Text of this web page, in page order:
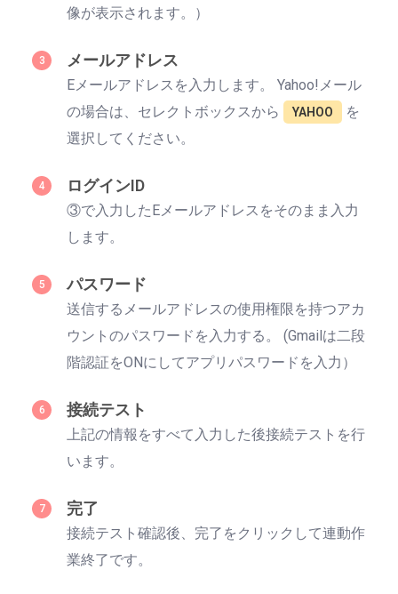
像が表示されます。）
メールアドレス
Eメールアドレスを入力します。 Yahoo!メール
の場合は、セレクトボックスから
YAHOO
を
選択してください。
ログインID
③で入力したEメールアドレスをそのまま入力
します。
パスワード
送信するメールアドレスの使用権限を持つアカ
ウントのパスワードを入力する。 (Gmailは二段
階認証をONにしてアプリパスワードを入力）
接続テスト
上記の情報をすべて入力した後接続テストを行
います。
完了
接続テスト確認後、完了をクリックして連動作
業終了です。